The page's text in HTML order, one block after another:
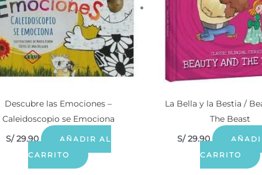
Descubre las Emociones –
Caleidoscopio se Emociona
S/29.90
AÑADIR AL
CARRITO
La Bella y la Bestia /
The Beast
S/29.90
CARRITO